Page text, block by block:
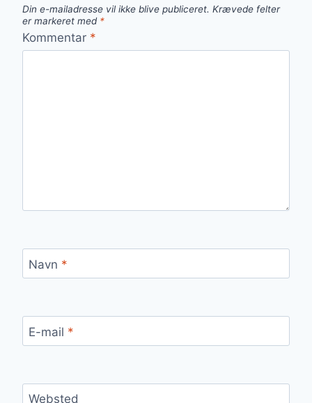
Din e-mailadresse vil ikke blive publiceret. Krævede felter
er markeret med *
Kommentar *
Navn *
E-mail *
Websted